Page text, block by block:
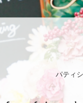
パティ